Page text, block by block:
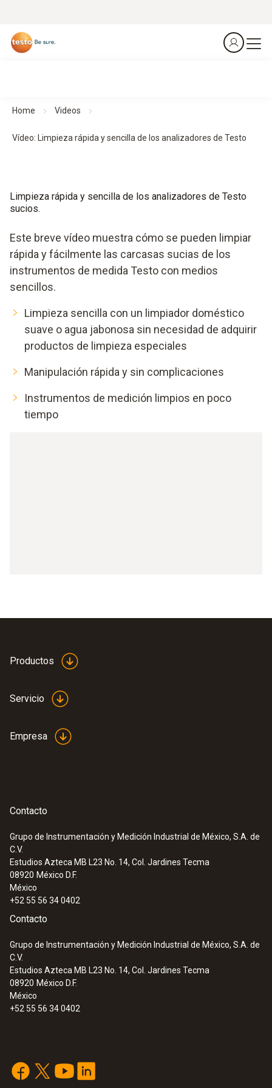
Home Videos
Vídeo: Limpieza rápida y sencilla de los analizadores de Testo
Limpieza rápida y sencilla de los analizadores de Testo
sucios.
Este breve vídeo muestra cómo se pueden limpiar
rápida y fácilmente las carcasas sucias de los
instrumentos de medida Testo con medios
sencillos.
Limpieza sencilla con un limpiador doméstico
suave o agua jabonosa sin necesidad de adquirir
productos de limpieza especiales
Manipulación rápida y sin complicaciones
Instrumentos de medición limpios en poco
tiempo
Productos
Servicio
Empresa
Contacto
Grupo de Instrumentación y Medición Industrial de México, S.A. de
C.V.
Estudios Azteca MB L23 No. 14, Col. Jardines Tecma
08920 México D.F.
México
+52 55 56 34 0402
Contacto
Grupo de Instrumentación y Medición Industrial de México, S.A. de
C.V.
Estudios Azteca MB L23 No. 14, Col. Jardines Tecma
08920 México D.F.
México
+52 55 56 34 0402